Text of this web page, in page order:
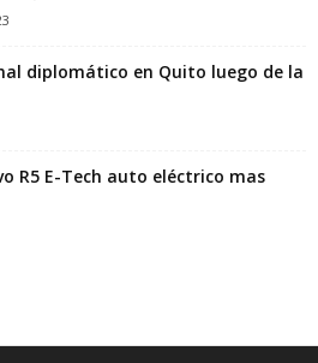
diplomático en Quito luego de la
R5 E-Tech auto eléctrico mas